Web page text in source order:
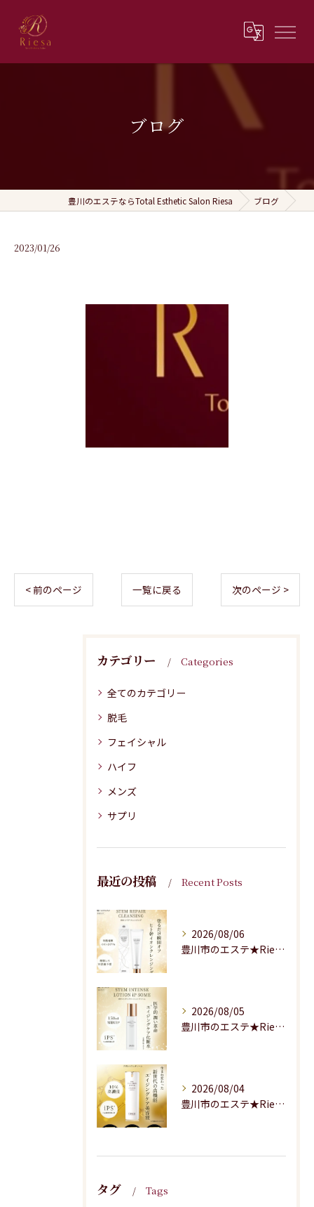
ブログ
豊川のエステならTotal Esthetic Salon Riesa ブログ
2023/01/26
< 前のページ 一覧に戻る 次のページ >
カテゴリー Categories
全てのカテゴリー
脱毛
フェイシャル
ハイフ
メンズ
サプリ
最近の投稿 Recent Posts
2026/08/06
豊川市のエステ★Riesaの商品紹介★
2026/08/05
豊川市のエステ★Riesaの商品のご紹介★
2026/08/04
豊川市のエステ★Riesaの商品のご紹介
タグ Tags